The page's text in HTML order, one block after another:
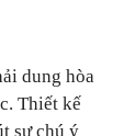
dung hòa
Thiết kế
sự chú ý